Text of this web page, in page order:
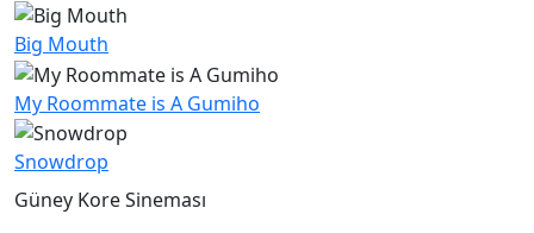
Big Mouth
My Roommate is A Gumiho
Snowdrop
Güney Kore Sineması